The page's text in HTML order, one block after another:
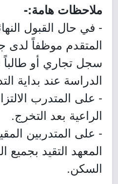
ملاحظات هامة:-
- في حال القبول
المتقدم موظفاً لدى
سجل تجاري أو
الدراسة عند بداية
- على المتدرب
الراعية بعد التخرج.
- على المتدربين
المعهد التقيد بجميع
السكن.